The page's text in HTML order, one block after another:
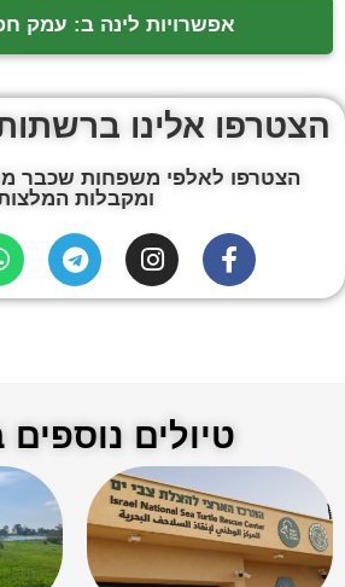
אפשרויות לינה ב: עמק
הצטרפו אלינו
הצטרפו לאלפי משפחות שכבר
ומקבלות
טיולים נוספים